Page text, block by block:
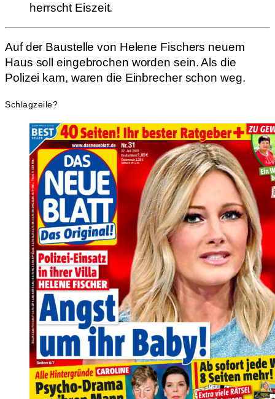
herrscht Eiszeit.
Auf der Baustelle von Helene Fischers neuem
Haus soll eingebrochen worden sein. Als die
Polizei kam, waren die Einbrecher schon weg.
Schlagzeile?